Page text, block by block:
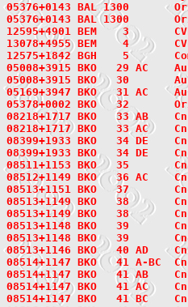
05376+0143 BAL 1300
05376+0143 BAL 1300
12595+4901 BEM    3
13078+4955 BEM    4
12575+1842 BGH    5
05008+3915 BKO   29 AC
05008+3915 BKO   30
05169+3947 BKO   31 AC
05378+0002 BKO   32
08218+1717 BKO   33 AB
08218+1717 BKO   33 AC
08399+1933 BKO   34 DE
08399+1933 BKO   34 DE
08511+1153 BKO   35
08512+1149 BKO   36 AC
08513+1151 BKO   37
08513+1149 BKO   38
08513+1149 BKO   38
08513+1148 BKO   39
08513+1148 BKO   39
08513+1146 BKO   40 AD
08514+1147 BKO   41 A-BC
08514+1147 BKO   41 AB
08514+1147 BKO   41 AC
08514+1147 BKO   41 BC